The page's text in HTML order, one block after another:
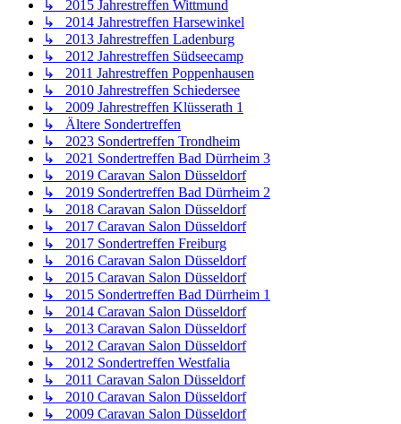
↳ 2015 Jahrestreffen Wittmund
↳ 2014 Jahrestreffen Harsewinkel
↳ 2013 Jahrestreffen Ladenburg
↳ 2012 Jahrestreffen Südseecamp
↳ 2011 Jahrestreffen Poppenhausen
↳ 2010 Jahrestreffen Schiedersee
↳ 2009 Jahrestreffen Klüsserath 1
↳ Ältere Sondertreffen
↳ 2023 Sondertreffen Trondheim
↳ 2021 Sondertreffen Bad Dürrheim 3
↳ 2019 Caravan Salon Düsseldorf
↳ 2019 Sondertreffen Bad Dürrheim 2
↳ 2018 Caravan Salon Düsseldorf
↳ 2017 Caravan Salon Düsseldorf
↳ 2017 Sondertreffen Freiburg
↳ 2016 Caravan Salon Düsseldorf
↳ 2015 Caravan Salon Düsseldorf
↳ 2015 Sondertreffen Bad Dürrheim 1
↳ 2014 Caravan Salon Düsseldorf
↳ 2013 Caravan Salon Düsseldorf
↳ 2012 Caravan Salon Düsseldorf
↳ 2012 Sondertreffen Westfalia
↳ 2011 Caravan Salon Düsseldorf
↳ 2010 Caravan Salon Düsseldorf
↳ 2009 Caravan Salon Düsseldorf